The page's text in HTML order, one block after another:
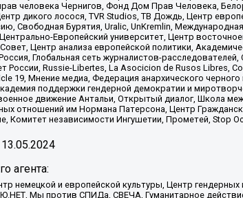
человека Чернигов, Фонд Дом Прав Человека,
дикого лосося, TVR Studios, ТВ Дождь, Центр
Свободная Бурятия, Uralic, UnKremlin,
Европейский университет, Центр
Центр анализа европейской политики,
Глобальная сеть журналистов-
Russie-Libertes, La Asocicion de Rusos Libres,
19, Мнение медиа, Федерация анархического
поддержки гендерной демократии и
движение Антальи, Открытый диалог, Школа
отношений им Нормана Патерсона, Центр
Комитет независимости Ингушетии, Прометей, Stop
13.05.2024
агента:
немецкой и европейской культуры, Центр
Мы против СПИДа, СВЕЧА, Гуманитарное